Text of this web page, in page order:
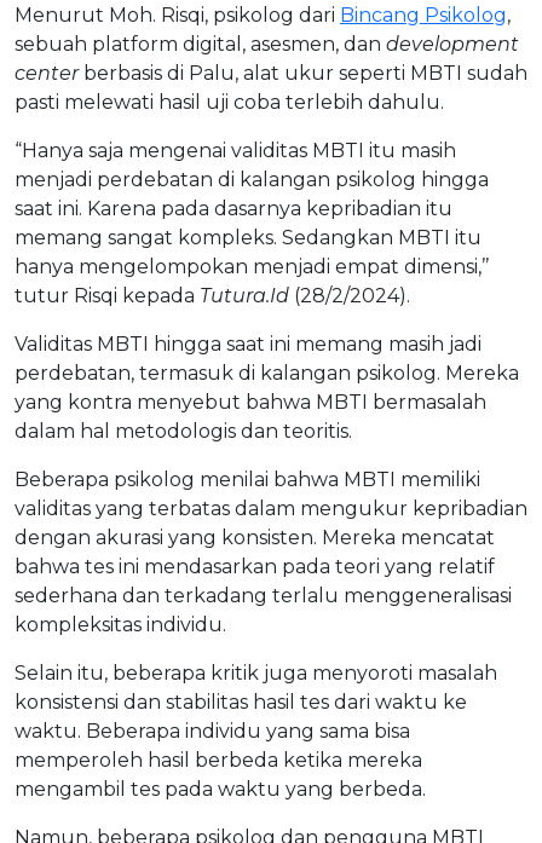
Menurut Moh. Risqi, psikolog dari Bincang Psikolog,
sebuah platform digital, asesmen, dan development
centerberbasis di Palu, alat ukur seperti MBTI sudah
pasti melewati hasil uji coba terlebih dahulu.
“Hanya saja mengenai validitas MBTI itu masih
menjadi perdebatan di kalangan psikolog hingga
saat ini. Karena pada dasarnya kepribadian itu
memang sangat kompleks. Sedangkan MBTI itu
hanya mengelompokan menjadi empat dimensi,’’
tutur Risqi kepada Tutura.Id (28/2/2024).
Validitas MBTI hingga saat ini memang masih jadi
perdebatan, termasuk di kalangan psikolog. Mereka
yang kontra menyebut bahwa MBTI bermasalah
dalam hal metodologis dan teoritis.
Beberapa psikolog menilai bahwa MBTI memiliki
validitas yang terbatas dalam mengukur kepribadian
dengan akurasi yang konsisten. Mereka mencatat
bahwa tes ini mendasarkan pada teori yang relatif
sederhana dan terkadang terlalu menggeneralisasi
kompleksitas individu.
Selain itu, beberapa kritik juga menyoroti masalah
konsistensi dan stabilitas hasil tes dari waktu ke
waktu. Beberapa individu yang sama bisa
memperoleh hasil berbeda ketika mereka
mengambil tes pada waktu yang berbeda.
Namun, beberapa psikolog dan pengguna MBTI